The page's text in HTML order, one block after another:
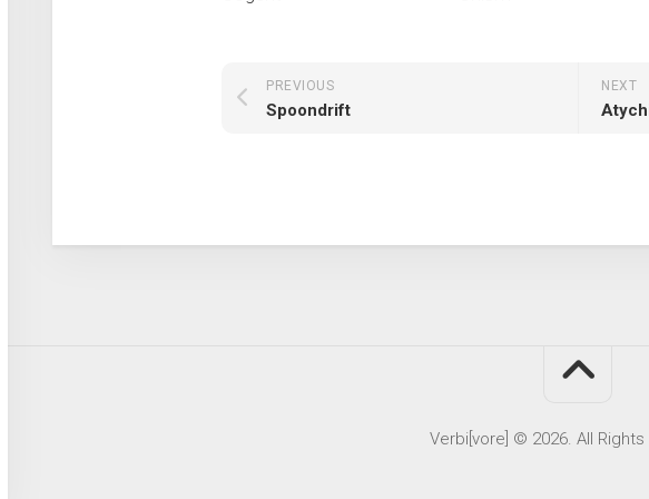
NEXT
PREVIOUS
Spoondrift
Verbi[vore] © 2026. All Rights